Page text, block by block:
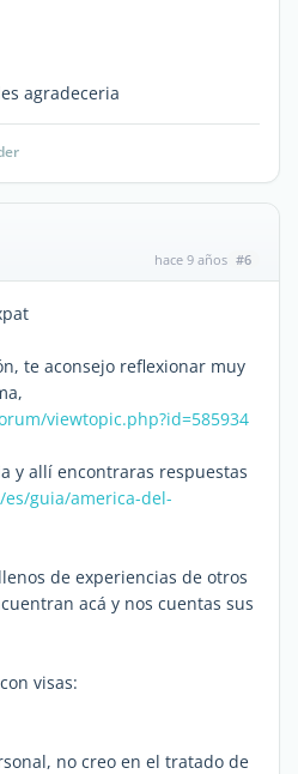
agradeceria
hace 9 años #6
te aconsejo reflexionar muy
viewtopic.php?id=585934
y allí encontraras respuestas
guia/america-del-
de experiencias de otros
acá y nos cuentas sus
visas:
no creo en el tratado de